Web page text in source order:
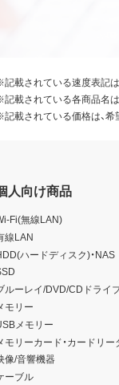
載されている速度表記は
載されている各商品名は
載されている価格は、希
人向け商品
Fi(無線LAN)
線LAN
ハードディスク)・NAS
ルーレイ/DVD/CDドライ
モリー
メモリー
モリーカード・カードリ
像/音響機器
ーブル